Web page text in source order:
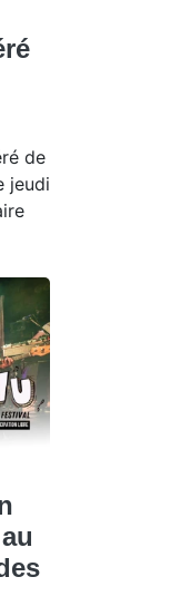
de
jeudi